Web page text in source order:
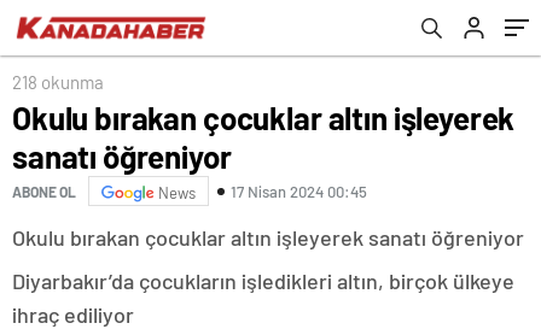
218 okunma
Okulu bırakan çocuklar altın işleyerek
sanatı öğreniyor
ABONE OL News 17 Nisan 2024 00:45
Okulu bırakan çocuklar altın işleyerek sanatı öğreniyor
Diyarbakır’da çocukların işledikleri altın, birçok ülkeye
ihraç ediliyor